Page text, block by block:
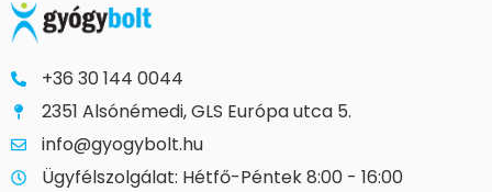
+36 30 144 0044
2351 Alsónémedi, GLS Európa utca 5.
info@gyogybolt.hu
Ügyfélszolgálat: Hétfő-Péntek 8:00 - 16:00